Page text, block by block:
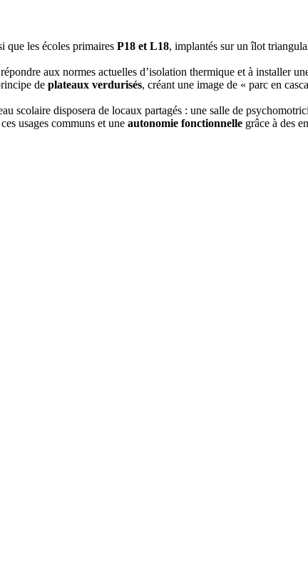
que les écoles primaires P18 et L18, implantés sur un îlot
aux normes actuelles d’isolation thermique et à installer
de plateaux verdurisés, créant une image de « parc en
scolaire disposera de locaux partagés : une salle de
usages communs et une autonomie fonctionnelle grâce à des